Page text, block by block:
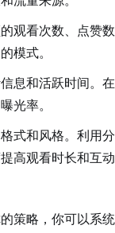
观看次数、点赞
模式。
息和活跃时间。
光率。
式和风格。利用
高观看时长和互
策略，你可以系